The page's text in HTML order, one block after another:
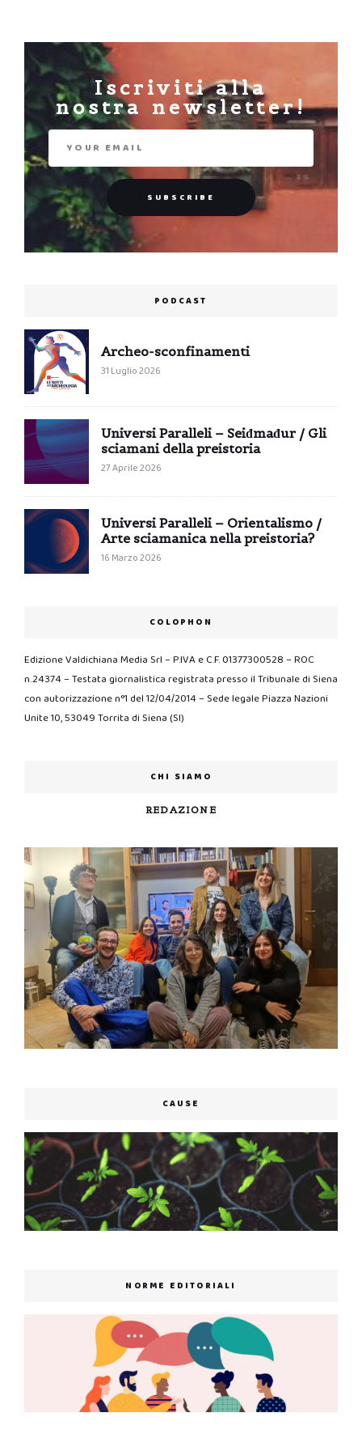
Iscriviti alla
nostra newsletter!
PODCAST
Archeo-sconfinamenti
31 Luglio 2026
Universi Paralleli – Seiđmađur / Gli
sciamani della preistoria
27 Aprile 2026
Universi Paralleli – Orientalismo /
Arte sciamanica nella preistoria?
16 Marzo 2026
COLOPHON
Edizione Valdichiana Media Srl – P.IVA e C.F. 01377300528 – ROC
n.24374 – Testata giornalistica registrata presso il Tribunale di Siena
con autorizzazione n°1 del 12/04/2014 – Sede legale Piazza Nazioni
Unite 10, 53049 Torrita di Siena (SI)
CHI SIAMO
REDAZIONE
CAUSE
NORME EDITORIALI